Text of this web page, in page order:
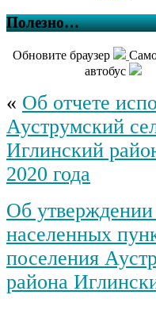
Полезно…
Обновите браузер
автобус
« Об отчете
Ауструмский
Иглинский
2020 года
Об
населенных
поселения
района